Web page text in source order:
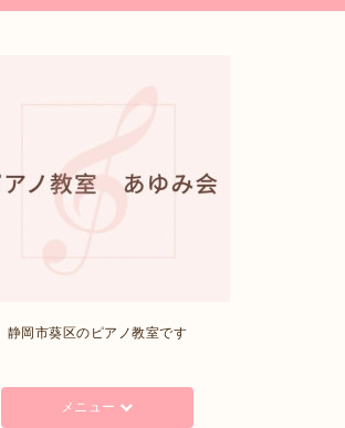
静岡市葵区のピアノ教室です
メニュー